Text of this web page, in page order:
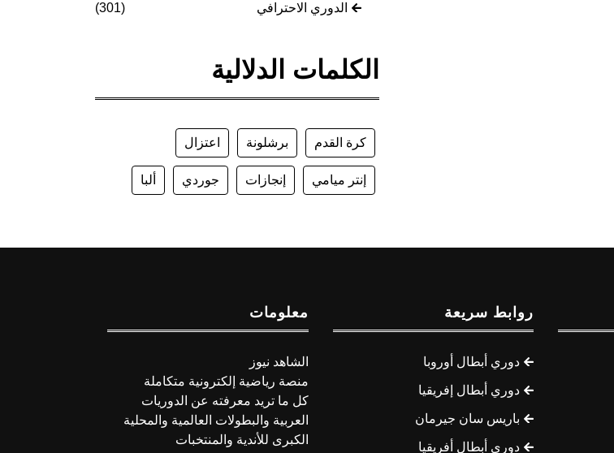
الدوري الاحترافي (301)
الكلمات الدلالية
كرة القدم برشلونة اعتزال
إنتر ميامي إنجازات جوردي ألبا
روابط سريعة
دوري أبطال أوروبا
دوري أبطال إفريقيا
باريس سان جيرمان
دوري أبطال أفريقيا
معلومات
الشاهد نيوز
منصة رياضية إلكترونية متكاملة
كل ما تريد معرفته عن الدوريات
العربية والبطولات العالمية والمحلية
الكبرى للأندية والمنتخبات